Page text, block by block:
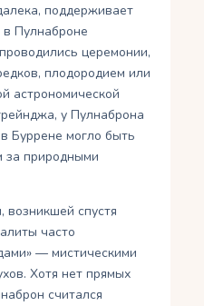
поддерживает
в Пулнаброне
церемонии,
плодородием или
астрономической
у Пулнаброна
Буррене могло быть
за природными
возникшей спустя
часто
— мистическими
Хотя нет прямых
считался